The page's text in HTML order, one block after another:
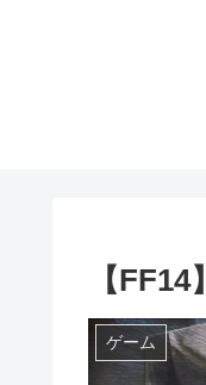
【
ゲーム